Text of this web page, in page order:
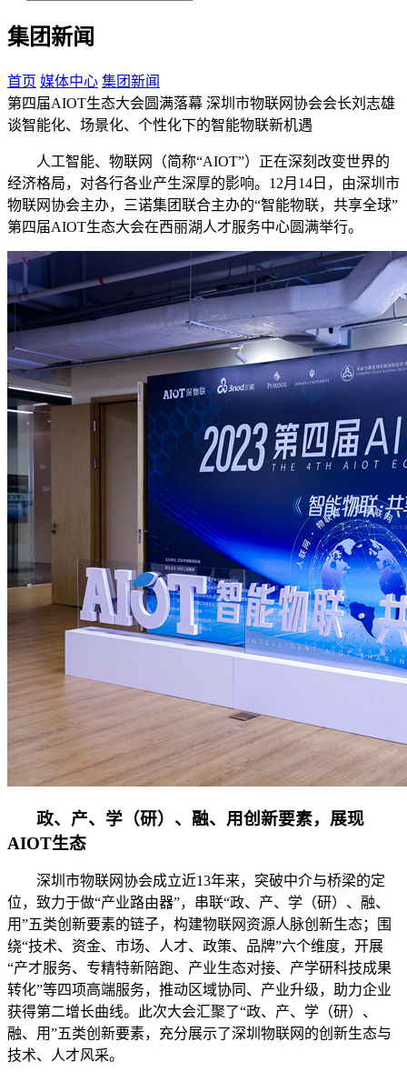
集团新闻
首页 媒体中心 集团新闻
第四届AIOT生态大会圆满落幕 深圳市物联网协会会长刘志雄
谈智能化、场景化、个性化下的智能物联新机遇
人工智能、物联网（简称“AIOT”）正在深刻改变世界的
经济格局，对各行各业产生深厚的影响。12月14日，由深圳市
物联网协会主办，三诺集团联合主办的“智能物联，共享全球”
第四届AIOT生态大会在西丽湖人才服务中心圆满举行。
政、产、学（研）、融、用创新要素，展现
AIOT生态
深圳市物联网协会成立近13年来，突破中介与桥梁的定
位，致力于做“产业路由器”，串联“政、产、学（研）、融、
用”五类创新要素的链子，构建物联网资源人脉创新生态；围
绕“技术、资金、市场、人才、政策、品牌”六个维度，开展
“产才服务、专精特新陪跑、产业生态对接、产学研科技成果
转化”等四项高端服务，推动区域协同、产业升级，助力企业
获得第二增长曲线。此次大会汇聚了“政、产、学（研）、
融、用”五类创新要素，充分展示了深圳物联网的创新生态与
技术、人才风采。